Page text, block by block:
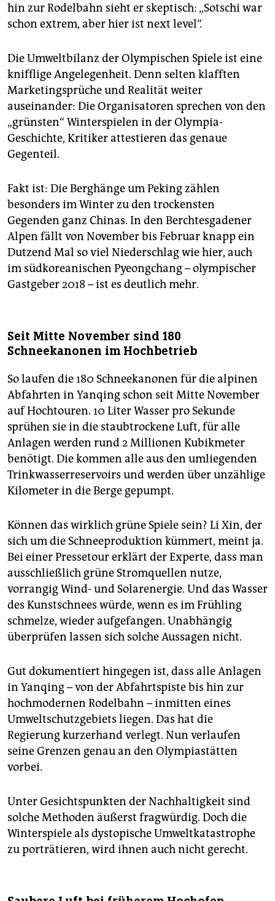
hin zur Rodelbahn sieht er skeptisch: „Sotschi war
schon extrem, aber hier ist next level“.
Die Umweltbilanz der Olympischen Spiele ist eine
knifflige Angelegenheit. Denn selten klafften
Marketingsprüche und Realität weiter
auseinander: Die Organisatoren sprechen von den
„grünsten“ Winterspielen in der Olympia-
Geschichte, Kritiker attestieren das genaue
Gegenteil.
Fakt ist: Die Berghänge um Peking zählen
besonders im Winter zu den trockensten
Gegenden ganz Chinas. In den Berchtesgadener
Alpen fällt von November bis Februar knapp ein
Dutzend Mal so viel Niederschlag wie hier, auch
im südkoreanischen Pyeongchang – olympischer
Gastgeber 2018 – ist es deutlich mehr.
Seit Mitte November sind 180
Schneekanonen im Hochbetrieb
So laufen die 180 Schneekanonen für die alpinen
Abfahrten in Yanqing schon seit Mitte November
auf Hochtouren. 10 Liter Wasser pro Sekunde
sprühen sie in die staubtrockene Luft, für alle
Anlagen werden rund 2 Millionen Kubikmeter
benötigt. Die kommen alle aus den umliegenden
Trinkwasserreservoirs und werden über unzählige
Kilometer in die Berge gepumpt.
Können das wirklich grüne Spiele sein? Li Xin, der
sich um die Schneeproduktion kümmert, meint ja.
Bei einer Pressetour erklärt der Experte, dass man
ausschließlich grüne Stromquellen nutze,
vorrangig Wind- und Solarenergie. Und das Wasser
des Kunstschnees würde, wenn es im Frühling
schmelze, wieder aufgefangen. Unabhängig
überprüfen lassen sich solche Aussagen nicht.
Gut dokumentiert hingegen ist, dass alle Anlagen
in Yanqing – von der Abfahrtspiste bis hin zur
hochmodernen Rodelbahn – inmitten eines
Umweltschutzgebiets liegen. Das hat die
Regierung kurzerhand verlegt. Nun verlaufen
seine Grenzen genau an den Olympiastätten
vorbei.
Unter Gesichtspunkten der Nachhaltigkeit sind
solche Methoden äußerst fragwürdig. Doch die
Winterspiele als dystopische Umweltkatastrophe
zu porträtieren, wird ihnen auch nicht gerecht.